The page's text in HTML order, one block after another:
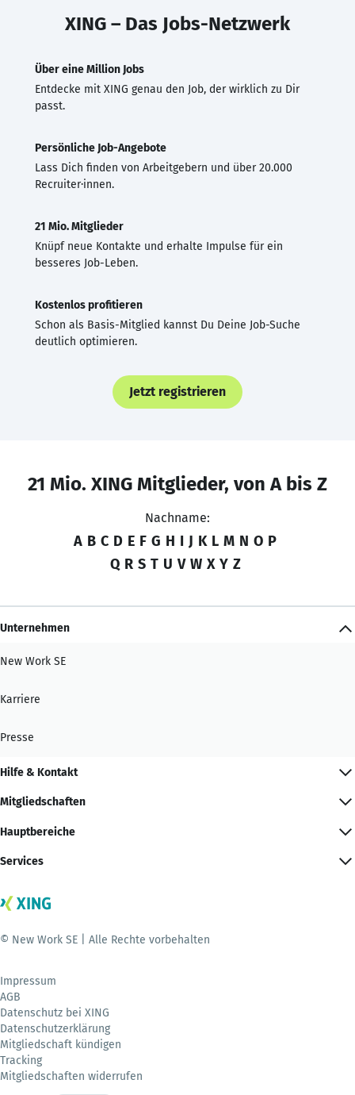
XING – Das Jobs-Netzwerk
Über eine Million Jobs
Entdecke mit XING genau den Job, der wirklich zu Dir
passt.
Persönliche Job-Angebote
Lass Dich finden von Arbeitgebern und über 20.000
Recruiter·innen.
21 Mio. Mitglieder
Knüpf neue Kontakte und erhalte Impulse für ein
besseres Job-Leben.
Kostenlos profitieren
Schon als Basis-Mitglied kannst Du Deine Job-Suche
deutlich optimieren.
Jetzt registrieren
21 Mio. XING Mitglieder, von A bis Z
Nachname:
A B C D E F G H I J K L M N O P
Q R S T U V W X Y Z
Unternehmen
New Work SE
Karriere
Presse
Hilfe & Kontakt
Mitgliedschaften
Hauptbereiche
Services
© New Work SE | Alle Rechte vorbehalten
Impressum
AGB
Datenschutz bei XING
Datenschutzerklärung
Mitgliedschaft kündigen
Tracking
Mitgliedschaften widerrufen